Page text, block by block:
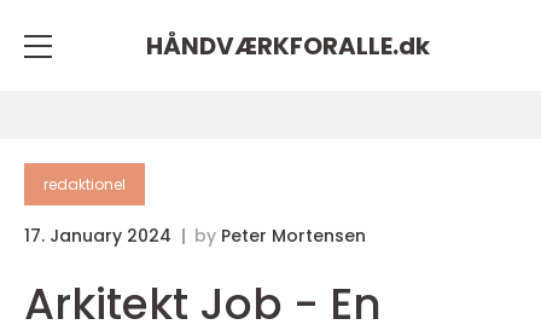
HÅNDVÆRKFORALLE.dk
redaktionel
17. January 2024 by Peter Mortensen
Arkitekt Job - En